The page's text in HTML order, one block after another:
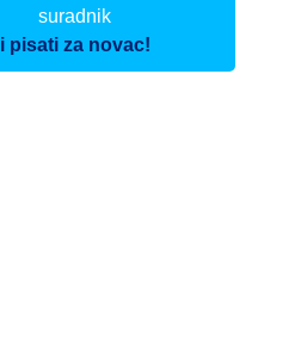
suradnik
i pisati za novac!